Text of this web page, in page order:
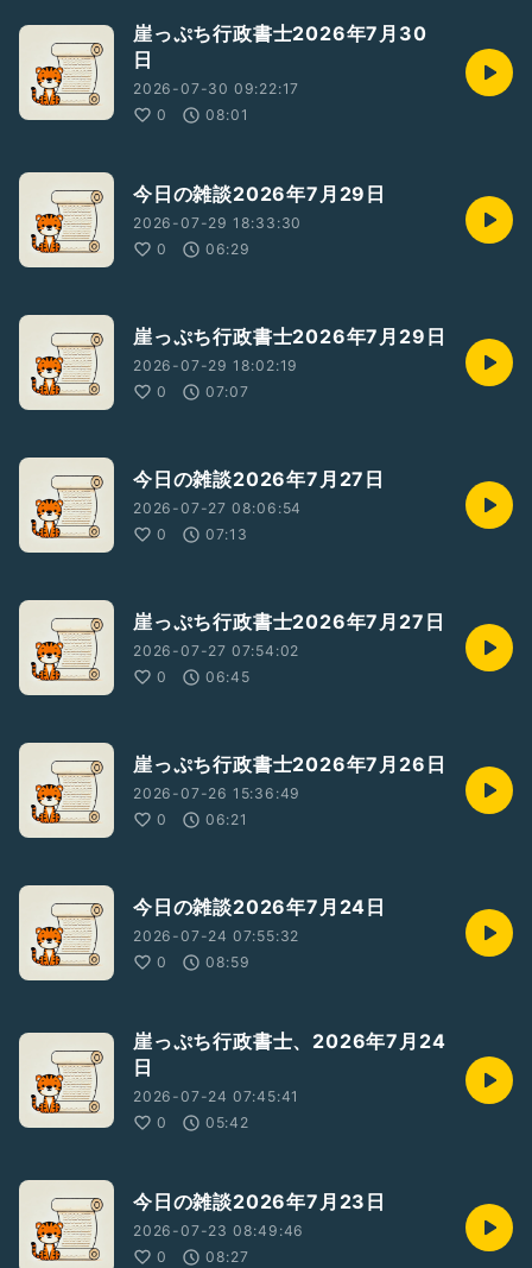
崖っぷち行政書士2026年7月30
日
2026-07-30 09:22:17
0
08:01
今日の雑談2026年7月29日
2026-07-29 18:33:30
0
06:29
崖っぷち行政書士2026年7月29日
2026-07-29 18:02:19
0
07:07
今日の雑談2026年7月27日
2026-07-27 08:06:54
0
07:13
崖っぷち行政書士2026年7月27日
2026-07-27 07:54:02
0
06:45
崖っぷち行政書士2026年7月26日
2026-07-26 15:36:49
0
06:21
今日の雑談2026年7月24日
2026-07-24 07:55:32
0
08:59
崖っぷち行政書士、2026年7月24
日
2026-07-24 07:45:41
0
05:42
今日の雑談2026年7月23日
2026-07-23 08:49:46
0
08:27